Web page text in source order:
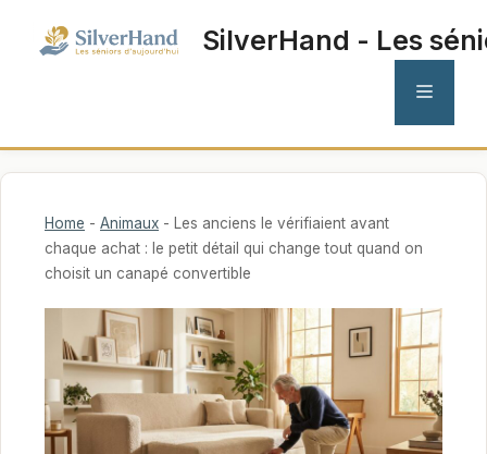
SilverHand - Les
MENU
Home - Animaux - Les anciens le vérifiaient avant
chaque achat : le petit détail qui change tout quand on
choisit un canapé convertible